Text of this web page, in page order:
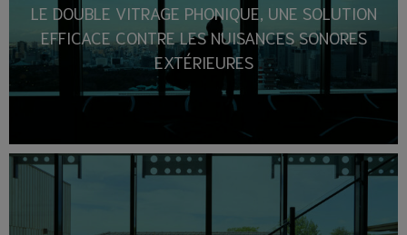
LE DOUBLE VITRAGE PHONIQUE, UNE SOLUTION
EFFICACE CONTRE LES NUISANCES SONORES
EXTÉRIEURES